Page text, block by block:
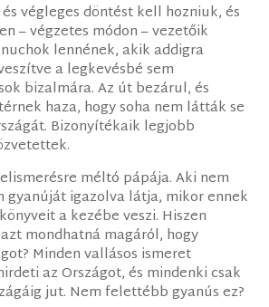
végleges döntést kell hozniuk, és
– végzetes módon – vezetőik
lennének, akik addigra
a legkevésbé sem
bizalmára. Az út bezárul, és
haza, hogy soha nem látták se
Bizonyítékaik legjobb
méltó pápája. Aki nem
gyanúját igazolva látja, mikor ennek
a kezébe veszi. Hiszen
mondhatná magáról, hogy
Minden vallásos ismeret
az Országot, és mindenki csak
jut. Nem felettébb gyanús ez?